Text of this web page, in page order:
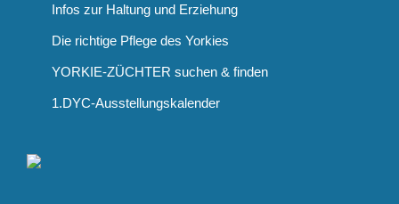
Infos zur Haltung und Erziehung
Die richtige Pflege des Yorkies
YORKIE-ZÜCHTER suchen & finden
1.DYC-Ausstellungskalender